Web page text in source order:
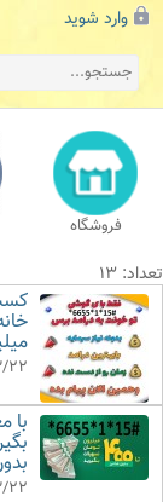
وارد شوید
فروشگاه
22
22
تعداد: 13